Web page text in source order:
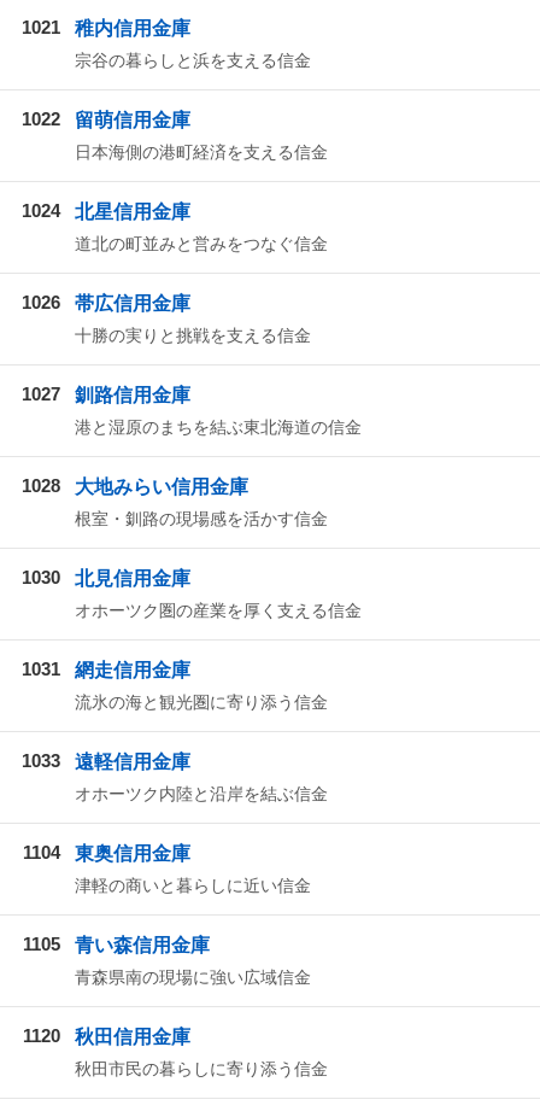
1021 稚内信用金庫
宗谷の暮らしと浜を支える信金
1022 留萌信用金庫
日本海側の港町経済を支える信金
1024 北星信用金庫
道北の町並みと営みをつなぐ信金
1026 帯広信用金庫
十勝の実りと挑戦を支える信金
1027 釧路信用金庫
港と湿原のまちを結ぶ東北海道の信金
1028 大地みらい信用金庫
根室・釧路の現場感を活かす信金
1030 北見信用金庫
オホーツク圏の産業を厚く支える信金
1031 網走信用金庫
流氷の海と観光圏に寄り添う信金
1033 遠軽信用金庫
オホーツク内陸と沿岸を結ぶ信金
1104 東奥信用金庫
津軽の商いと暮らしに近い信金
1105 青い森信用金庫
青森県南の現場に強い広域信金
1120 秋田信用金庫
秋田市民の暮らしに寄り添う信金